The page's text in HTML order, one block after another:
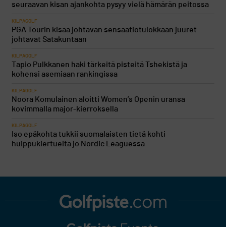
seuraavan kisan ajankohta pysyy vielä hämärän peitossa
KILPAGOLF
PGA Tourin kisaa johtavan sensaatiotulokkaan juuret
johtavat Satakuntaan
KILPAGOLF
Tapio Pulkkanen haki tärkeitä pisteitä Tshekistä ja
kohensi asemiaan rankingissa
KILPAGOLF
Noora Komulainen aloitti Women’s Openin uransa
kovimmalla major-kierroksella
KILPAGOLF
Iso epäkohta tukkii suomalaisten tietä kohti
huippukiertueita jo Nordic Leaguessa